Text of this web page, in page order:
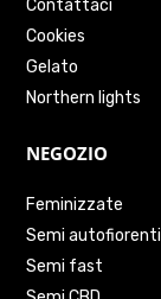
Contattaci
Cookies
Gelato
Northern lights
NEGOZIO
Feminizzate
Semi autofiorenti
Semi fast